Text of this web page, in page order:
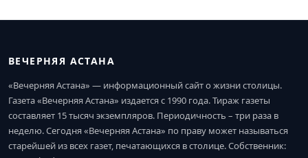
ВЕЧЕРНЯЯ АСТАНА
«Вечерняя Астана» — информационный сайт о жизни столицы.
Газета «Вечерняя Астана» издается с 1990 года. Тираж газеты
составляет 15 тысяч экземпляров. Периодичность – три раза в
неделю. Сегодня «Вечерняя Астана» по праву может называться
старейшей из всех газет, печатающихся в столице. Собственник: